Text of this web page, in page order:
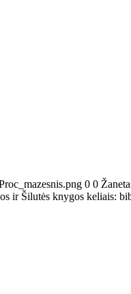
0 0
ir Šilutės knygos keliais: